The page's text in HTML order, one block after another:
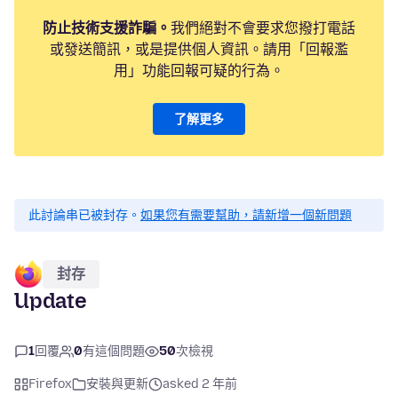
防止技術支援詐騙。 我們絕對不會要求您撥打電話
或發送簡訊，或是提供個人資訊。請用「回報濫
用」功能回報可疑的行為。
了解更多
此討論串已被封存。 如果您有需要幫助，請新增一個新問題
封存
Update
1回覆 0有這個問題 50次檢視
Firefox 安裝與更新
asked 2 年前